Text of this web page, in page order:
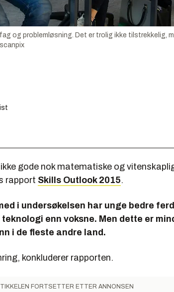
og problemløsning. Det er trolig ikke tilstrekkelig,
gode nok matematiske og
rapport Skills Outlook 2015.
i undersøkelsen har unge bedre
enn voksne. Men dette er
i de fleste andre land.
konkluderer rapporten.
FORTSETTER ETTER ANNONSEN